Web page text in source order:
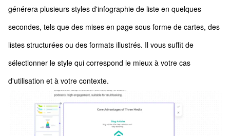
générera plusieurs styles d'infographie de liste en quelques
secondes, tels que des mises en page sous forme de cartes, des
listes structurées ou des formats illustrés. Il vous suffit de
sélectionner le style qui correspond le mieux à votre cas
d'utilisation et à votre contexte.